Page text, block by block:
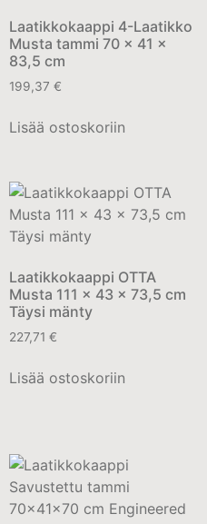
Laatikkokaappi 4-Laatikko
Musta tammi 70 x 41 x
83,5 cm
199,37 €
Lisää ostoskoriin
Laatikkokaappi OTTA
Musta 111 x 43 x 73,5 cm
Täysi mänty
227,71 €
Lisää ostoskoriin